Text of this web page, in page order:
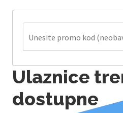
Unesite promo kod
Ulaznice
dostupne